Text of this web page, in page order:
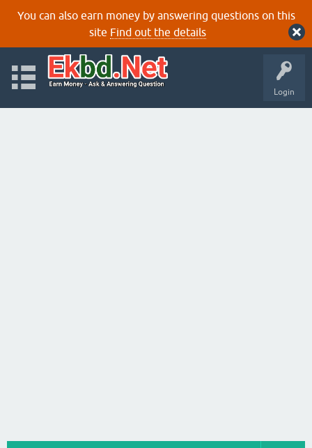
You can also earn money by answering questions on this
site Find out the details
Login